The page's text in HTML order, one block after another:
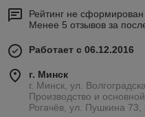
Рейтинг не сформирован
Менее 5 отзывов за
Работает с 06.12.2016
г. Минск
г. Минск, ул.
Производство и
Рогачёв, ул. Пушкина